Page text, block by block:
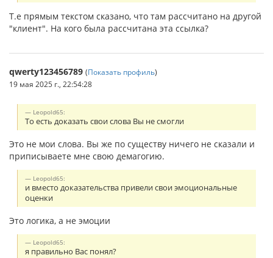
Т.е прямым текстом сказано, что там рассчитано на другой
"клиент". На кого была рассчитана эта ссылка?
qwerty123456789 (Показать профиль)
19 мая 2025 г., 22:54:28
Leopold65:
То есть доказать свои слова Вы не смогли
Это не мои слова. Вы же по существу ничего не сказали и
приписываете мне свою демагогию.
Leopold65:
и вместо доказательства привели свои эмоциональные
оценки
Это логика, а не эмоции
Leopold65:
я правильно Вас понял?